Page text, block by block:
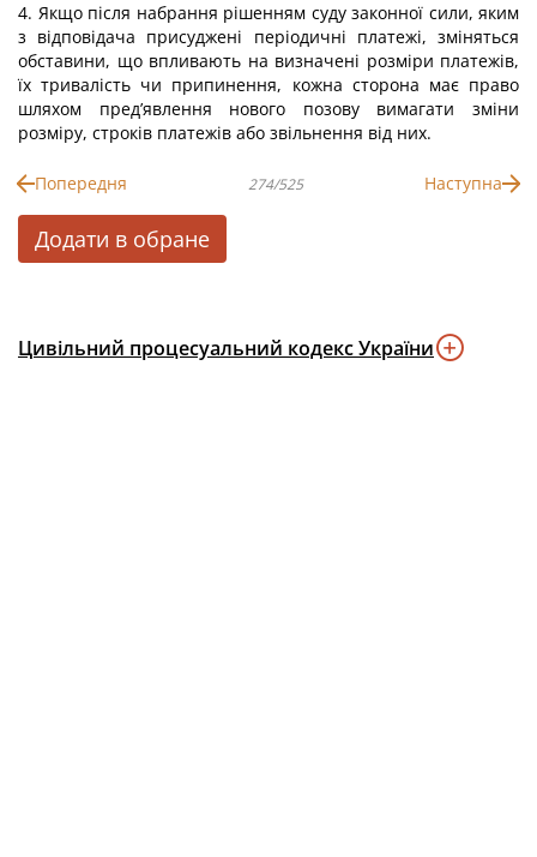
4. Якщо після набрання рішенням суду законної сили, яким
з відповідача присуджені періодичні платежі, зміняться
обставини, що впливають на визначені розміри платежів,
їх тривалість чи припинення, кожна сторона має право
шляхом пред’явлення нового позову вимагати зміни
розміру, строків платежів або звільнення від них.
Попередня 274/525 Наступна
Додати в обране
Цивільний процесуальний кодекс України